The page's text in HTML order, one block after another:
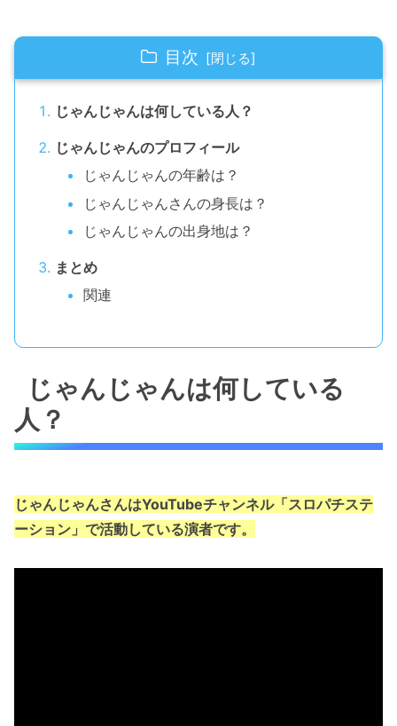
目次
じゃんじゃんは何している人？
じゃんじゃんのプロフィール
じゃんじゃんの年齢は？
じゃんじゃんさんの身長は？
じゃんじゃんの出身地は？
まとめ
関連
じゃんじゃんは何している
人？
じゃんじゃんさんはYouTubeチャンネル「スロパチステ
ーション」で活動している演者です。